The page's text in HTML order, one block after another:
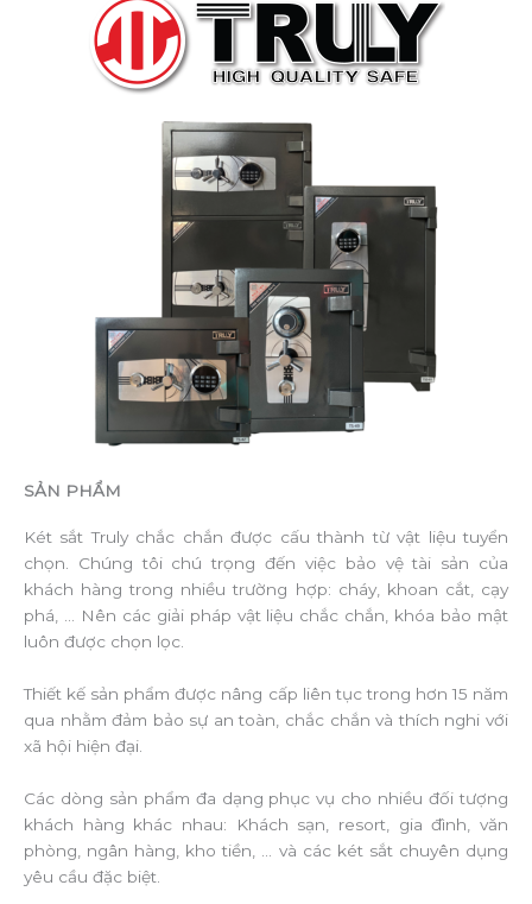
SẢN PHẨM
Két sắt Truly chắc chắn được cấu thành từ vật liệu tuyển
chọn. Chúng tôi chú trọng đến việc bảo vệ tài sản của
khách hàng trong nhiều trường hợp: cháy, khoan cắt, cạy
phá, … Nên các giải pháp vật liệu chắc chắn, khóa bảo mật
luôn được chọn lọc.
Thiết kế sản phẩm được nâng cấp liên tục trong hơn 15 năm
qua nhằm đảm bảo sự an toàn, chắc chắn và thích nghi với
xã hội hiện đại.
Các dòng sản phẩm đa dạng phục vụ cho nhiều đối tượng
khách hàng khác nhau: Khách sạn, resort, gia đình, văn
phòng, ngân hàng, kho tiền, … và các két sắt chuyên dụng
yêu cầu đặc biệt.